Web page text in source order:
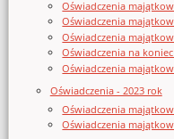
Oświadczenia
Oświadczenia
Oświadczenia
Oświadczenia na
Oświadczenia
Oświadczenia - 2023 rok
Oświadczenia
Oświadczenia